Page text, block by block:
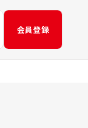
会員登録